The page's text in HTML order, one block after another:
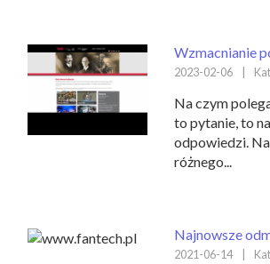
Wzmacnianie
2023-02-06
Na czym
to pytanie, to
odpowiedzi.
różnego...
Najnowsze
2021-06-14